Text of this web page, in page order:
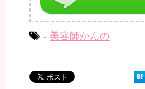
- 美容師かんの